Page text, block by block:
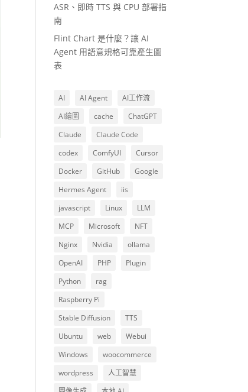
ASR、即時 TTS 與 CPU 部署指
南
Flint Chart 是什麼？讓 AI
Agent 用語意規格可靠產生圖
表
AI AI Agent
AI工作流
AI繪圖
cache
ChatGPT
Claude
Claude Code
codex
ComfyUI
Cursor
Docker
GitHub
Google
Hermes Agent
iis
javascript
Linux
LLM
MCP
Microsoft
NFT
Nginx
Nvidia
ollama
OpenAI
PHP
Plugin
Python
rag
Raspberry Pi
Stable Diffusion
TTS
Ubuntu
web
Webui
Windows
woocommerce
wordpress
人工智慧